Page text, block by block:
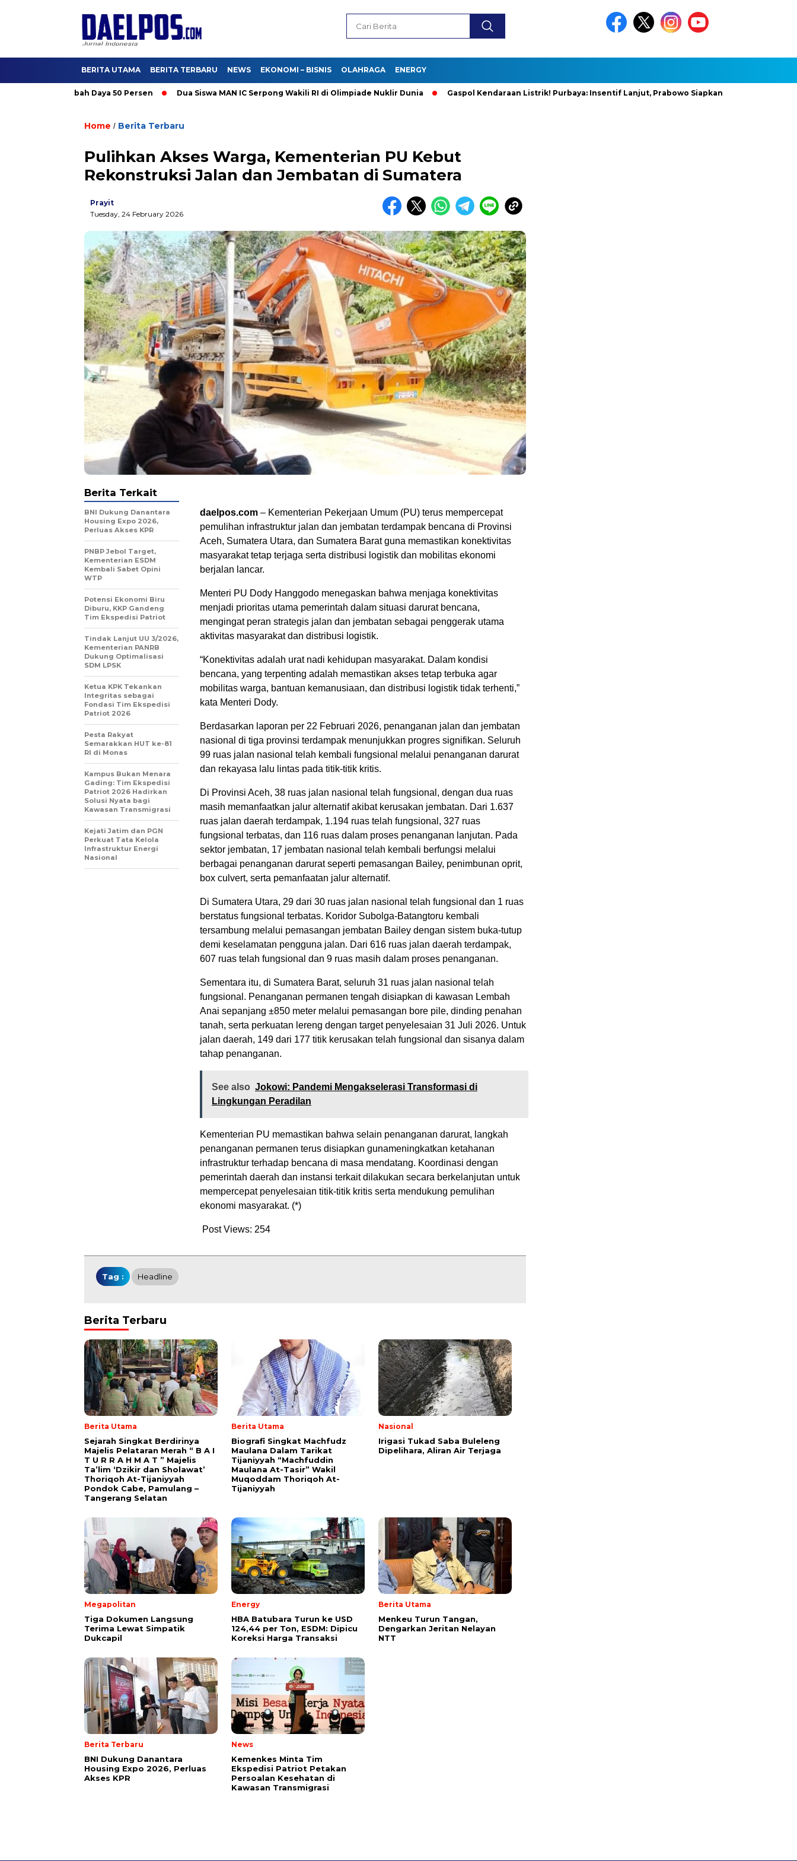
BERITA UTAMA BERITA TERBARU NEWS EKONOMI – BISNIS OLAHRAGA ENERGY
Tambah Daya 50 Persen Dua Siswa MAN IC Serpong Wakili RI di Olimpiade Nuklir Dunia Gaspol Kendaraan Listrik! Purbaya: Insentif Lanjut, Prabowo Siapkan Stimulus Baru
Home / Berita Terbaru
Pulihkan Akses Warga, Kementerian PU Kebut
Rekonstruksi Jalan dan Jembatan di Sumatera
Prayit
Tuesday, 24 February 2026
daelpos.com – Kementerian Pekerjaan Umum (PU) terus mempercepat
pemulihan infrastruktur jalan dan jembatan terdampak bencana di Provinsi
Aceh, Sumatera Utara, dan Sumatera Barat guna memastikan konektivitas
masyarakat tetap terjaga serta distribusi logistik dan mobilitas ekonomi
berjalan lancar.
Menteri PU Dody Hanggodo menegaskan bahwa menjaga konektivitas
menjadi prioritas utama pemerintah dalam situasi darurat bencana,
mengingat peran strategis jalan dan jembatan sebagai penggerak utama
aktivitas masyarakat dan distribusi logistik.
“Konektivitas adalah urat nadi kehidupan masyarakat. Dalam kondisi
bencana, yang terpenting adalah memastikan akses tetap terbuka agar
mobilitas warga, bantuan kemanusiaan, dan distribusi logistik tidak terhenti,”
kata Menteri Dody.
Berdasarkan laporan per 22 Februari 2026, penanganan jalan dan jembatan
nasional di tiga provinsi terdampak menunjukkan progres signifikan. Seluruh
99 ruas jalan nasional telah kembali fungsional melalui penanganan darurat
dan rekayasa lalu lintas pada titik-titik kritis.
Di Provinsi Aceh, 38 ruas jalan nasional telah fungsional, dengan dua ruas
masih memanfaatkan jalur alternatif akibat kerusakan jembatan. Dari 1.637
ruas jalan daerah terdampak, 1.194 ruas telah fungsional, 327 ruas
fungsional terbatas, dan 116 ruas dalam proses penanganan lanjutan. Pada
sektor jembatan, 17 jembatan nasional telah kembali berfungsi melalui
berbagai penanganan darurat seperti pemasangan Bailey, penimbunan oprit,
box culvert, serta pemanfaatan jalur alternatif.
Di Sumatera Utara, 29 dari 30 ruas jalan nasional telah fungsional dan 1 ruas
berstatus fungsional terbatas. Koridor Subolga-Batangtoru kembali
tersambung melalui pemasangan jembatan Bailey dengan sistem buka-tutup
demi keselamatan pengguna jalan. Dari 616 ruas jalan daerah terdampak,
607 ruas telah fungsional dan 9 ruas masih dalam proses penanganan.
Sementara itu, di Sumatera Barat, seluruh 31 ruas jalan nasional telah
fungsional. Penanganan permanen tengah disiapkan di kawasan Lembah
Anai sepanjang ±850 meter melalui pemasangan bore pile, dinding penahan
tanah, serta perkuatan lereng dengan target penyelesaian 31 Juli 2026. Untuk
jalan daerah, 149 dari 177 titik kerusakan telah fungsional dan sisanya dalam
tahap penanganan.
See also Jokowi: Pandemi Mengakselerasi Transformasi di
Lingkungan Peradilan
Kementerian PU memastikan bahwa selain penanganan darurat, langkah
penanganan permanen terus disiapkan gunameningkatkan ketahanan
infrastruktur terhadap bencana di masa mendatang. Koordinasi dengan
pemerintah daerah dan instansi terkait dilakukan secara berkelanjutan untuk
mempercepat penyelesaian titik-titik kritis serta mendukung pemulihan
ekonomi masyarakat. (*)
Post Views: 254
Berita Terkait
BNI Dukung Danantara
Housing Expo 2026,
Perluas Akses KPR
PNBP Jebol Target,
Kementerian ESDM
Kembali Sabet Opini
WTP
Potensi Ekonomi Biru
Diburu, KKP Gandeng
Tim Ekspedisi Patriot
Tindak Lanjut UU 3/2026,
Kementerian PANRB
Dukung Optimalisasi
SDM LPSK
Ketua KPK Tekankan
Integritas sebagai
Fondasi Tim Ekspedisi
Patriot 2026
Pesta Rakyat
Semarakkan HUT ke-81
RI di Monas
Kampus Bukan Menara
Gading: Tim Ekspedisi
Patriot 2026 Hadirkan
Solusi Nyata bagi
Kawasan Transmigrasi
Kejati Jatim dan PGN
Perkuat Tata Kelola
Infrastruktur Energi
Nasional
Tag : Headline
Berita Terbaru
Berita Utama
Sejarah Singkat Berdirinya
Majelis Pelataran Merah “ B A I
T U R R A H M A T ” Majelis
Ta’lim ‘Dzikir dan Sholawat’
Thoriqoh At-Tijaniyyah
Pondok Cabe, Pamulang –
Tangerang Selatan
Berita Utama
Biografi Singkat Machfudz
Maulana Dalam Tarikat
Tijaniyyah “Machfuddin
Maulana At-Tasir” Wakil
Muqoddam Thoriqoh At-
Tijaniyyah
Nasional
Irigasi Tukad Saba Buleleng
Dipelihara, Aliran Air Terjaga
Megapolitan
Tiga Dokumen Langsung
Terima Lewat Simpatik
Dukcapil
Energy
HBA Batubara Turun ke USD
124,44 per Ton, ESDM: Dipicu
Koreksi Harga Transaksi
Berita Utama
Menkeu Turun Tangan,
Dengarkan Jeritan Nelayan
NTT
Berita Terbaru
BNI Dukung Danantara
Housing Expo 2026, Perluas
Akses KPR
News
Kemenkes Minta Tim
Ekspedisi Patriot Petakan
Persoalan Kesehatan di
Kawasan Transmigrasi